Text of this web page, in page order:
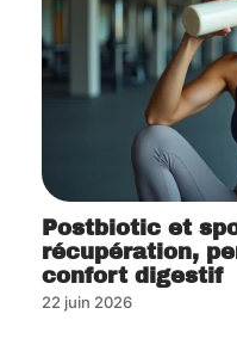
Postbiotic et
récupération,
confort digestif
22 juin 2026